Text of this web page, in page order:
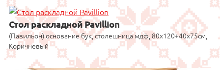
Стол раскладной Pavillion
(Павильон) основание бук, столешница мдф, 80x120+40x75см,
Коричневый